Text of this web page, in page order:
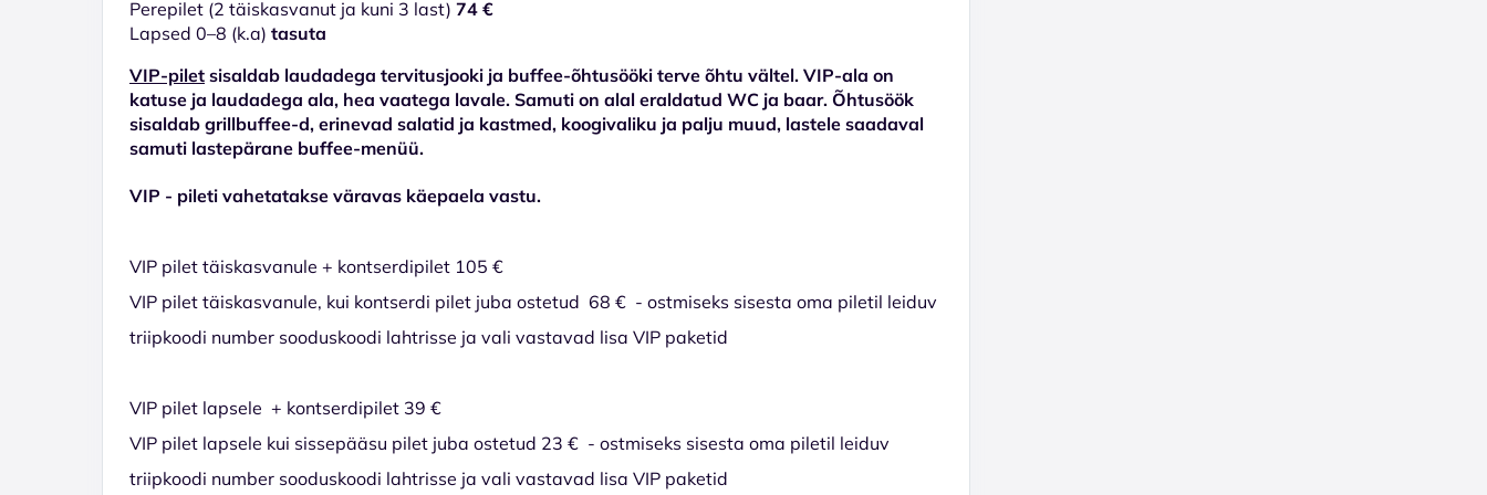
Perepilet (2 täiskasvanut ja kuni 3 last) 74 €
Lapsed 0–8 (k.a) tasuta
VIP-pilet sisaldab laudadega tervitusjooki ja buffee-õhtusööki terve õhtu vältel. VIP-ala on
katuse ja laudadega ala, hea vaatega lavale. Samuti on alal eraldatud WC ja baar. Õhtusöök
sisaldab grillbuffee-d, erinevad salatid ja kastmed, koogivaliku ja palju muud, lastele saadaval
samuti lastepärane buffee-menüü.
VIP - pileti vahetatakse väravas käepaela vastu.
VIP pilet täiskasvanule + kontserdipilet 105 €
VIP pilet täiskasvanule, kui kontserdi pilet juba ostetud 68 € - ostmiseks sisesta oma piletil leiduv
triipkoodi number sooduskoodi lahtrisse ja vali vastavad lisa VIP paketid
VIP pilet lapsele + kontserdipilet 39 €
VIP pilet lapsele kui sissepääsu pilet juba ostetud 23 € - ostmiseks sisesta oma piletil leiduv
triipkoodi number sooduskoodi lahtrisse ja vali vastavad lisa VIP paketid